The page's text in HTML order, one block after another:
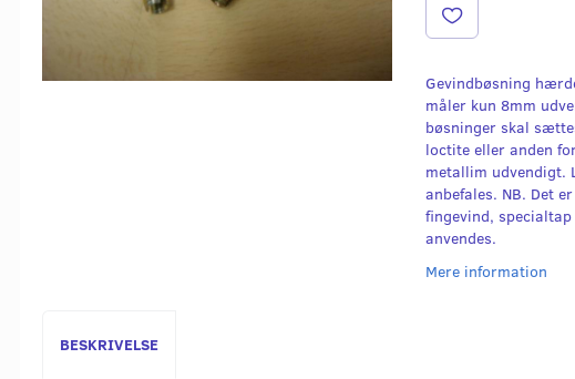
Gevindbøsning
måler kun 8mm
bøsninger skal
loctite eller anden
metallim udvendigt.
anbefales. NB. Det
fingevind, specialtap
anvendes.
Mere information
BESKRIVELSE